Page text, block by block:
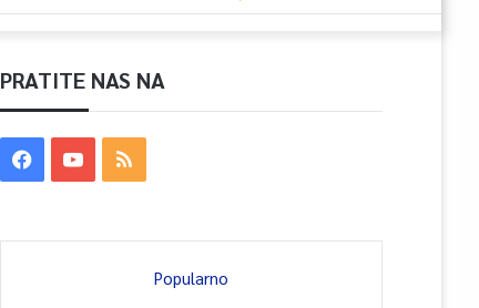
PRATITE NAS NA
Popularno